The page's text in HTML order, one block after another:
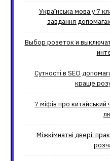
Українська мова у 7
завдання
Выбор розеток и
Сутності в SEO
краще
7 міфів про китайський
Міжкімнатні двері: